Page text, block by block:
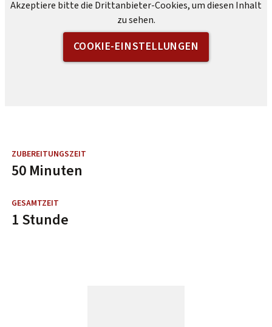
Akzeptiere bitte die Drittanbieter-Cookies, um diesen Inhalt
zu sehen.
COOKIE-EINSTELLUNGEN
50 Minuten
1 Stunde